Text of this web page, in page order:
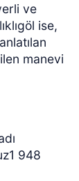
ve
ise,
manevi
948